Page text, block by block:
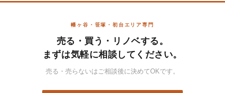
幡ヶ谷・笹塚・初台エリア専門
売る・買う・リノベする。
まずは気軽に相談してください。
売る・売らないはご相談後に決めてOKです。